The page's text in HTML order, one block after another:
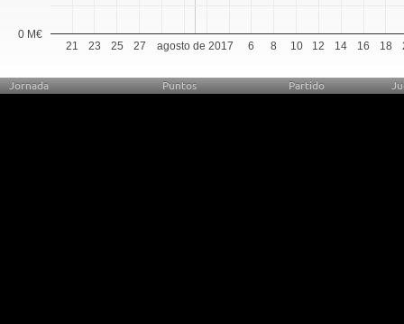
agosto de 2017
21 23 25 27 6 8 10 12 14 16 18
0 M€
Jornada Puntos Partido